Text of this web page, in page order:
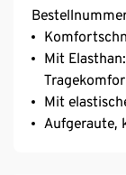
Mit
Mit
Aufgeraute,